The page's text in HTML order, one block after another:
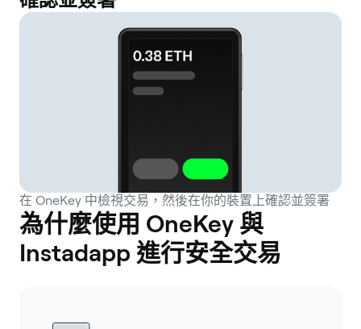
在 OneKey 中檢視交易，然後在你的裝置上確認並簽署
為什麼使用 OneKey 與
Instadapp 進行安全交易